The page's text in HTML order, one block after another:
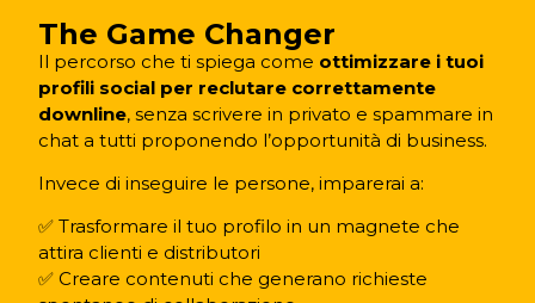
The Game Changer
Il percorso che ti spiega come ottimizzare i tuoi
profili social per reclutare correttamente
downline, senza scrivere in privato e spammare in
chat a tutti proponendo l’opportunità di business.
Invece di inseguire le persone, imparerai a:
✅ Trasformare il tuo profilo in un magnete che
attira clienti e distributori
✅ Creare contenuti che generano richieste